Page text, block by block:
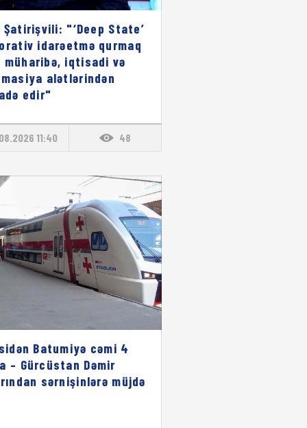
Şatirişvili: "‘Deep State’
idarəetmə qurmaq
müharibə, iqtisadi və
alətlərindən
edir"
11:40 48
Batumiyə cəmi 4
– Gürcüstan Dəmir
sərnişinlərə müjdə